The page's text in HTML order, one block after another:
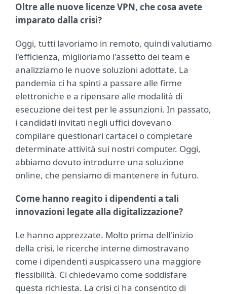
Oltre alle nuove licenze VPN, che cosa avete
imparato dalla crisi?
Oggi, tutti lavoriamo in remoto, quindi valutiamo
l'efficienza, miglioriamo l'assetto dei team e
analizziamo le nuove soluzioni adottate. La
pandemia ci ha spinti a passare alle firme
elettroniche e a ripensare alle modalità di
esecuzione dei test per le assunzioni. In passato,
i candidati invitati negli uffici dovevano
compilare questionari cartacei o completare
determinate attività sui nostri computer. Oggi,
abbiamo dovuto introdurre una soluzione
online, che pensiamo di mantenere in futuro.
Come hanno reagito i dipendenti a tali
innovazioni legate alla digitalizzazione?
Le hanno apprezzate. Molto prima dell'inizio
della crisi, le ricerche interne dimostravano
come i dipendenti auspicassero una maggiore
flessibilità. Ci chiedevamo come soddisfare
questa richiesta. La crisi ci ha consentito di